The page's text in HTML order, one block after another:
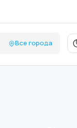
Все города